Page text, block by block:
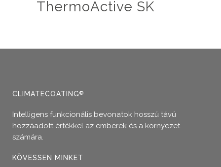
ThermoActive SK
CLIMATECOATING®
Intelligens funkcionális bevonatok hosszú távú
hozzáadott értékkel az emberek és a környezet
számára.
KÖVESSEN MINKET